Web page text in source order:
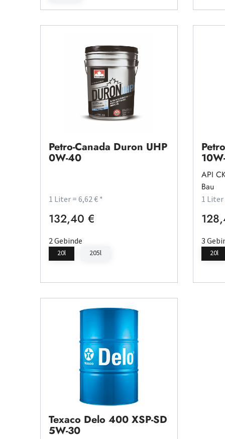
Petro-Canada Duron UHP
0W-40
1 Liter = 6,62 € *
Regulärer Preis:
132,40 €
2 Gebinde
20l 205l
API
Bau
1 Liter
3
20l
Texaco Delo 400 XSP-SD
5W-30